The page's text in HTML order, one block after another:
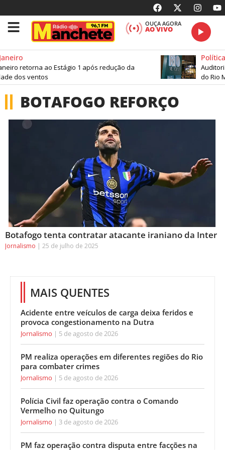
OUÇA AGORA
AO VIVO
retorna ao Estágio 1 após redução da
dos ventos
Política
do Rio
BOTAFOGO REFORÇO
Botafogo tenta contratar atacante iraniano da Inter
Jornalismo 25 de julho de 2025
MAIS QUENTES
Acidente entre veículos de carga deixa feridos e
provoca congestionamento na Dutra
Jornalismo 5 de agosto de 2026
PM realiza operações em diferentes regiões do Rio
para combater crimes
Jornalismo 5 de agosto de 2026
Polícia Civil faz operação contra o Comando
Vermelho no Quitungo
Jornalismo 3 de agosto de 2026
PM faz operação contra disputa entre facções na